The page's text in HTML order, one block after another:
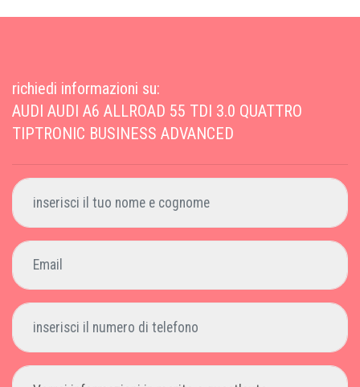
richiedi informazioni su:
AUDI AUDI A6 ALLROAD 55 TDI 3.0 QUATTRO
TIPTRONIC BUSINESS ADVANCED